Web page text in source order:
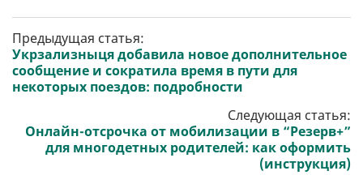
Предыдущая статья:
Укрзализныця добавила новое дополнительное
сообщение и сократила время в пути для
некоторых поездов: подробности
Следующая статья:
Онлайн-отсрочка от мобилизации в “Резерв+”
для многодетных родителей: как оформить
(инструкция)